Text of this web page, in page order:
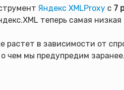
Яндекс XMLProxy с 7
теперь самая
растет в зависимости от
чем мы предупредим